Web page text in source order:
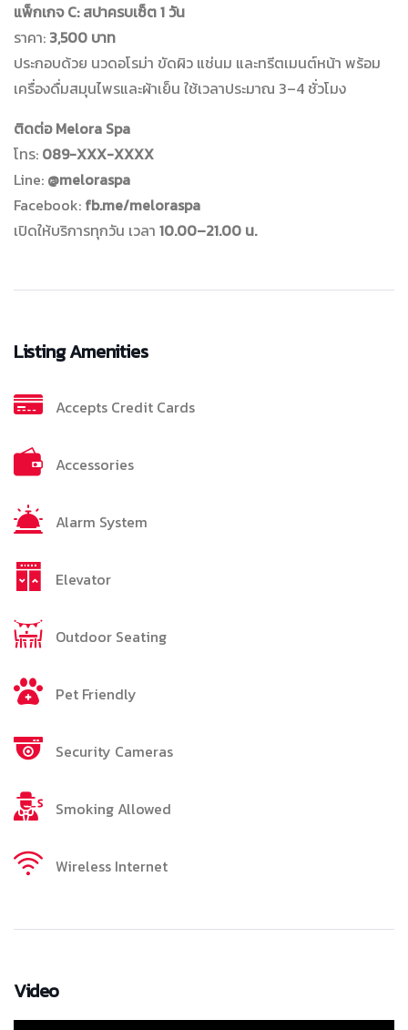
แพ็กเกจ C: สปาครบเซ็ต 1 วัน
ราคา: 3,500 บาท
ประกอบด้วย นวดอโรม่า ขัดผิว แช่นม และทรีตเมนต์หน้า พร้อม
เครื่องดื่มสมุนไพรและผ้าเย็น ใช้เวลาประมาณ 3–4 ชั่วโมง
ติดต่อ Melora Spa
โทร: 089-XXX-XXXX
Line: @meloraspa
Facebook: fb.me/meloraspa
เปิดให้บริการทุกวัน เวลา 10.00–21.00 น.
Listing Amenities
Accepts Credit Cards
Accessories
Alarm System
Elevator
Outdoor Seating
Pet Friendly
Security Cameras
Smoking Allowed
Wireless Internet
Video